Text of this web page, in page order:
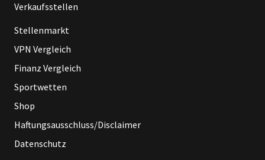
Verkaufsstellen
Stellenmarkt
VPN Vergleich
Finanz Vergleich
Sportwetten
Shop
Haftungsausschluss/Disclaimer
Datenschutz